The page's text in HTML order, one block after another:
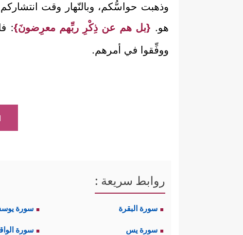
وذهبت حواسُّكم، وبالنّهار وقت
هو. {بل هم عن ذِكْرِ ربِّهم معرِضونَ}:
ووفِّقوا في أمرهم.
روابط سريعة :
سورة البقرة سورة
سورة يس سورة